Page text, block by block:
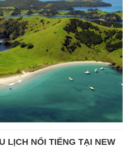
LỊCH NỔI TIẾNG TẠI NEW